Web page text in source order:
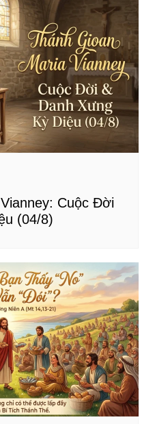
Cuộc Đời
(04/8)